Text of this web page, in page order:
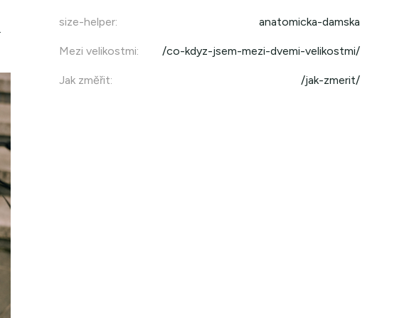
size-helper: anatomicka-damska
Mezi velikostmi: /co-kdyz-jsem-mezi-dvemi-velikostmi/
Jak změřit: /jak-zmerit/